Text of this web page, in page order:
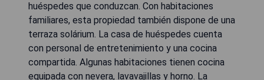
huéspedes que conduzcan. Con habitaciones
familiares, esta propiedad también dispone de una
terraza solárium. La casa de huéspedes cuenta
con personal de entretenimiento y una cocina
compartida. Algunas habitaciones tienen cocina
equipada con nevera, lavavajillas y horno. La